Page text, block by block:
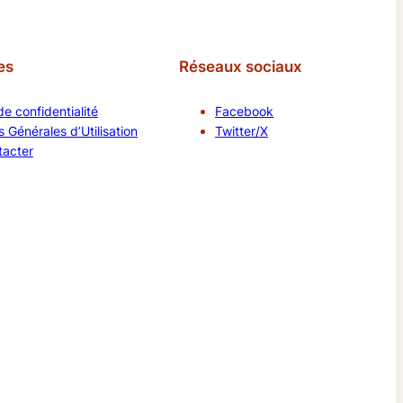
confidentialité
Générales d’Utilisation
Réseaux sociaux
Facebook
Twitter/X